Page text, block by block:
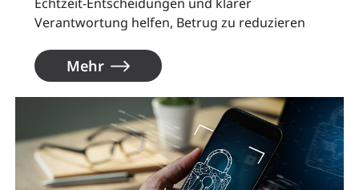
Verantwortung helfen, Betrug zu reduzieren
Mehr